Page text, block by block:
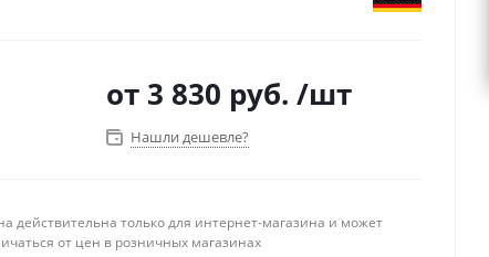
от 3 830 руб. /шт
Нашли дешевле?
действительна только для интернет-магазина и может
от цен в розничных магазинах